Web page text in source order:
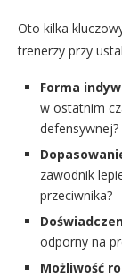
Oto kilka
trenerzy przy
Forma
w ostatnim
defensywnej?
zawodnik
przeciwnika?
odporny na
Możliwość